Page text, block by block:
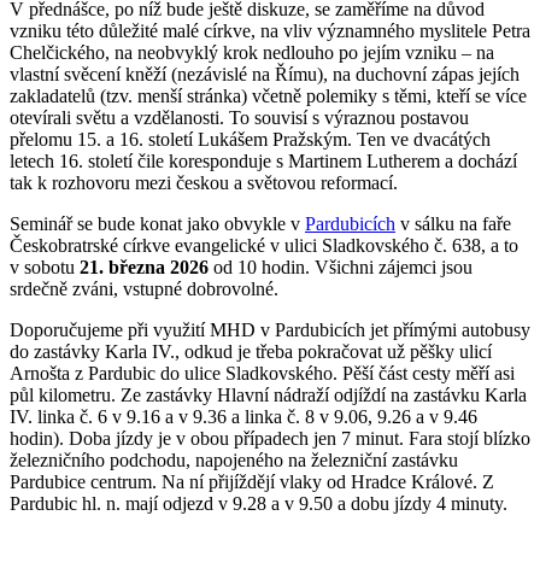
V přednášce, po níž bude ještě diskuze, se zaměříme na důvod
vzniku této důležité malé církve, na vliv významného myslitele Petra
Chelčického, na neobvyklý krok nedlouho po jejím vzniku – na
vlastní svěcení kněží (nezávislé na Římu), na duchovní zápas jejích
zakladatelů (tzv. menší stránka) včetně polemiky s těmi, kteří se více
otevírali světu a vzdělanosti. To souvisí s výraznou postavou
přelomu 15. a 16. století Lukášem Pražským. Ten ve dvacátých
letech 16. století čile koresponduje s Martinem Lutherem a dochází
tak k rozhovoru mezi českou a světovou reformací.
Seminář se bude konat jako obvykle v Pardubicích v sálku na faře
Českobratrské církve evangelické v ulici Sladkovského č. 638, a to
v sobotu 21. března 2026 od 10 hodin. Všichni zájemci jsou
srdečně zváni, vstupné dobrovolné.
Doporučujeme při využití MHD v Pardubicích jet přímými autobusy
do zastávky Karla IV., odkud je třeba pokračovat už pěšky ulicí
Arnošta z Pardubic do ulice Sladkovského. Pěší část cesty měří asi
půl kilometru. Ze zastávky Hlavní nádraží odjíždí na zastávku Karla
IV. linka č. 6 v 9.16 a v 9.36 a linka č. 8 v 9.06, 9.26 a v 9.46
hodin). Doba jízdy je v obou případech jen 7 minut. Fara stojí blízko
železničního podchodu, napojeného na železniční zastávku
Pardubice centrum. Na ní přijíždějí vlaky od Hradce Králové. Z
Pardubic hl. n. mají odjezd v 9.28 a v 9.50 a dobu jízdy 4 minuty.